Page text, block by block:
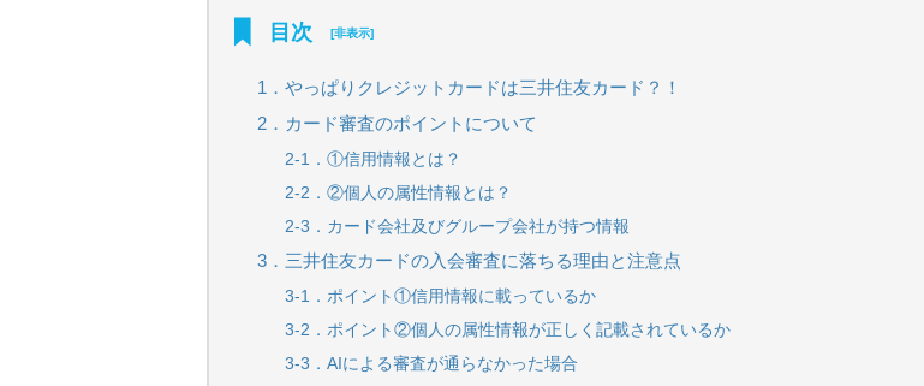
目次 [非表示]
1．やっぱりクレジットカードは三井住友カード？！
2．カード審査のポイントについて
2-1．①信用情報とは？
2-2．②個人の属性情報とは？
2-3．カード会社及びグループ会社が持つ情報
3．三井住友カードの入会審査に落ちる理由と注意点
3-1．ポイント①信用情報に載っているか
3-2．ポイント②個人の属性情報が正しく記載されているか
3-3．AIによる審査が通らなかった場合